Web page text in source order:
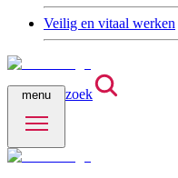
Veilig en vitaal werken
menu zoek